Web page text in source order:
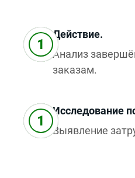
Действие.
Анализ
заказам.
Исследование
Выявление